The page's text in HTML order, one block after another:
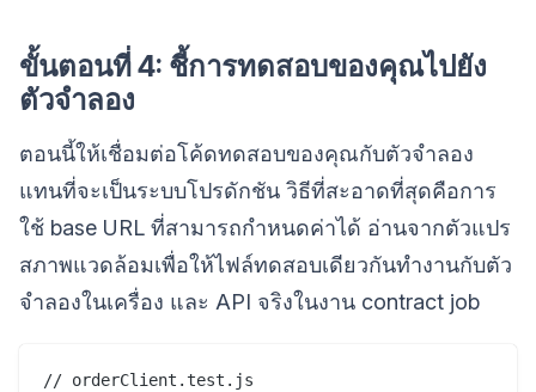
ขั้นตอนที่ 4: ชี้การทดสอบของคุณไปยัง
ตัวจำลอง
ตอนนี้ให้เชื่อมต่อโค้ดทดสอบของคุณกับตัวจำลอง
แทนที่จะเป็นระบบโปรดักชัน วิธีที่สะอาดที่สุดคือการ
ใช้ base URL ที่สามารถกำหนดค่าได้ อ่านจากตัวแปร
สภาพแวดล้อมเพื่อให้ไฟล์ทดสอบเดียวกันทำงานกับตัว
จำลองในเครื่อง และ API จริงในงาน contract job
// orderClient.test.js